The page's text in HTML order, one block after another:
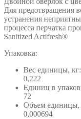
Для предотвращения
устранения
процесса перчатка
Sanitized Actifresh®
Упаковка:
Вес единицы, кг:
0,222
Единиц в
72
Объем единицы,
0,000694